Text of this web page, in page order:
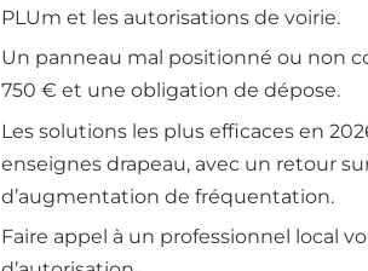
PLUm et les autorisations de voirie.
Un panneau mal positionné ou non
750 € et une obligation de dépose.
Les solutions les plus efficaces en
enseignes drapeau, avec un retour
d’augmentation de fréquentation.
Faire appel à un professionnel local